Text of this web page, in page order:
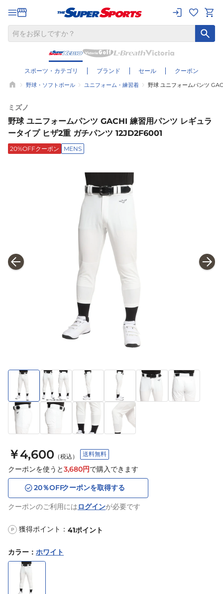
スポーツ・カテゴリ ブランド セール クーポン
野球・ソフトボール ユニフォーム・練習着 野球 ユニフォームパンツ
ミズノ
野球 ユニフォームパンツ GACHI 練習用パンツ レギュラ
ータイプ ヒザ2重 ガチパンツ 12JD2F6001
20%OFFクーポン MENS
￥4,600 （税込） 送料無料
クーポンを使うと3,680円で購入できます
20％OFFクーポンを取得する
クーポンのご利用にはログインが必要です
P 獲得ポイント： 41ポイント
カラー ： ホワイト